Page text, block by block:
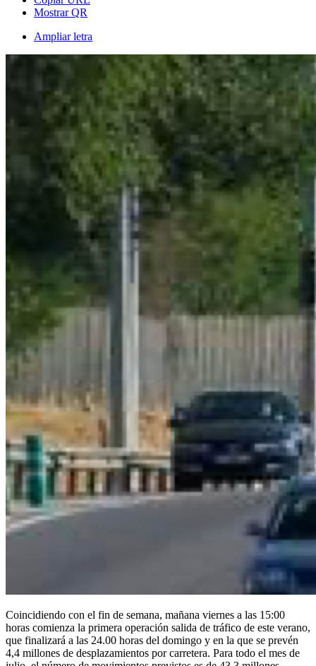
Mostrar QR
Ampliar letra
Coincidiendo con el fin de semana, mañana viernes a las 15:00
horas comienza la primera operación salida de tráfico de este verano,
que finalizará a las 24.00 horas del domingo y en la que se prevén
4,4 millones de desplazamientos por carretera. Para todo el mes de